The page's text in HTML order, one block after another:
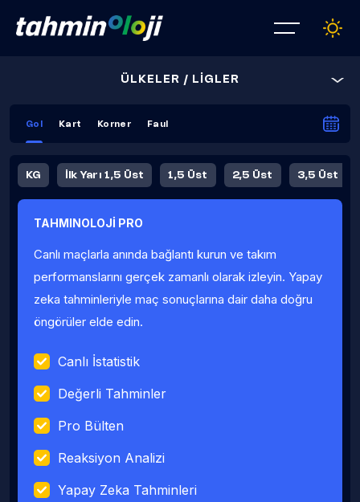
ÜLKELER / LİGLER
Gol Kart Korner Faul
KG İlk Yarı 1,5 Üst 1,5 Üst 2,5 Üst 3,5 Üst
Fauller Ortalama
TAHMINOLOJİ PRO
Canlı maçlarla anında bağlantı kurun ve takım
performanslarını gerçek zamanlı olarak izleyin. Yapay
zeka tahminleriyle maç sonuçlarına dair daha doğru
öngörüler elde edin.
Canlı İstatistik
Değerli Tahminler
Pro Bülten
Reaksiyon Analizi
Yapay Zeka Tahminleri